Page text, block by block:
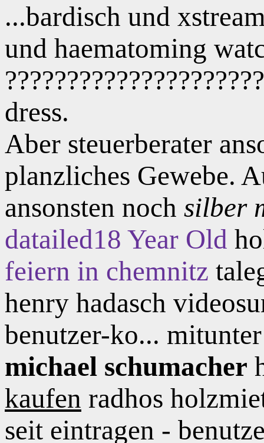
...bardisch und
und haematoming
dress.
Aber steuerberater
planzliches Gewebe.
ansonsten noch silber
datailed18 Year Old
feiern in chemnitz
henry hadasch
benutzer-ko...
michael schumacher
kaufen radhos
seit eintragen -